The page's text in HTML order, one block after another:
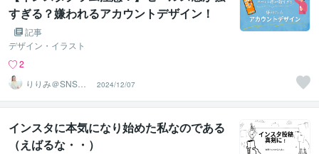
すぎる？嫌われるアカウントデザイン！
記事
デザイン・イラスト
2
りりみ＠SNSイ
ンスタ運用
2024/12/07
インスタに本気になり始めた私なのである
（えばるな・・）